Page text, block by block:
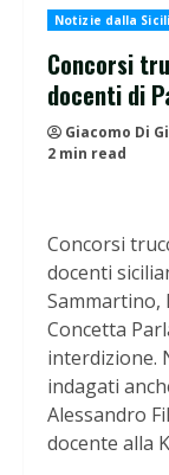
Notizie dalla
Concorsi
docenti di
Giacomo Di
2 min read
Concorsi
docenti
Sammartino,
Concetta
interdizione.
indagati
Alessandro
docente alla